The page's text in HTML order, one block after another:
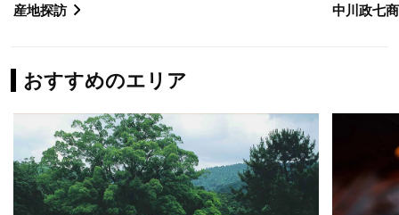
産地探訪 中川政七
おすすめのエリア